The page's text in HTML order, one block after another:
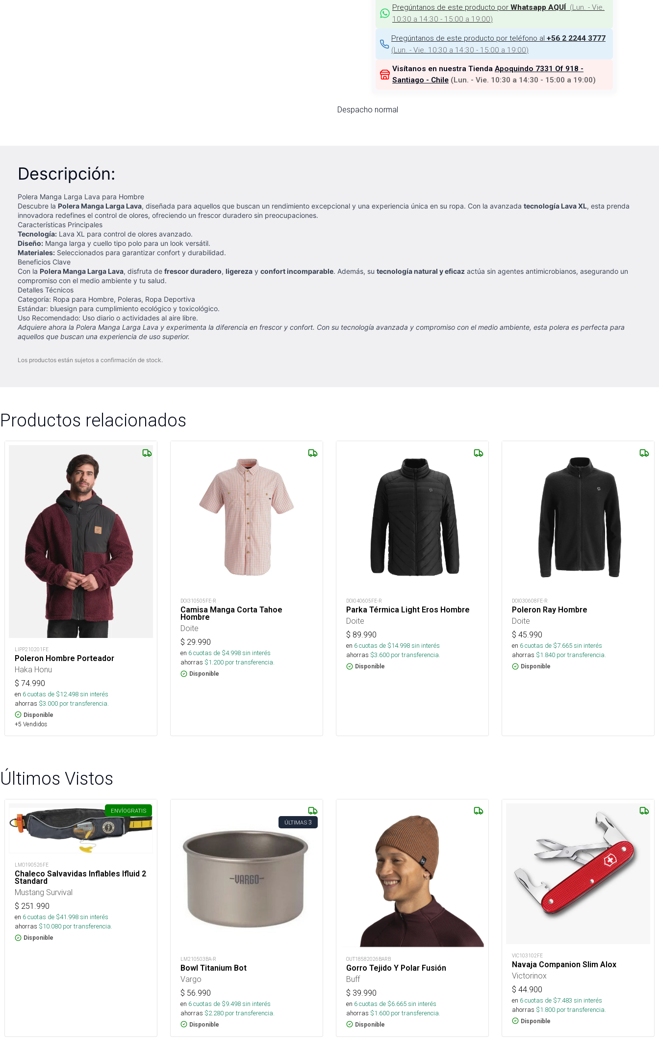
Pregúntanos de este producto por Whatsapp AQUÍ (Lun. - Vie.
10:30 a 14:30 - 15:00 a 19:00)
Pregúntanos de este producto por teléfono al +56 2 2244 3777
(Lun. - Vie. 10:30 a 14:30 - 15:00 a 19:00)
Visítanos en nuestra Tienda Apoquindo 7331 Of 918 -
Santiago - Chile (Lun. - Vie. 10:30 a 14:30 - 15:00 a 19:00)
Despacho normal
Descripción:
Polera Manga Larga Lava para Hombre
Descubre la Polera Manga Larga Lava, diseñada para aquellos que buscan un rendimiento excepcional y una experiencia única en su ropa. Con la avanzada tecnología Lava XL, esta prenda
innovadora redefines el control de olores, ofreciendo un frescor duradero sin preocupaciones.
Características Principales
Tecnología: Lava XL para control de olores avanzado.
Diseño: Manga larga y cuello tipo polo para un look versátil.
Materiales: Seleccionados para garantizar confort y durabilidad.
Beneficios Clave
Con la Polera Manga Larga Lava, disfruta de frescor duradero, ligereza y confort incomparable. Además, su tecnología natural y eficaz actúa sin agentes antimicrobianos, asegurando un
compromiso con el medio ambiente y tu salud.
Detalles Técnicos
Categoría: Ropa para Hombre, Poleras, Ropa Deportiva
Estándar: bluesign para cumplimiento ecológico y toxicológico.
Uso Recomendado: Uso diario o actividades al aire libre.
Adquiere ahora la Polera Manga Larga Lava y experimenta la diferencia en frescor y confort. Con su tecnología avanzada y compromiso con el medio ambiente, esta polera es perfecta para
aquellos que buscan una experiencia de uso superior.
Los productos están sujetos a confirmación de stock.
Productos relacionados
LIPP210201FE
Poleron Hombre Porteador
Haka Honu
$ 74.990
en 6cuotas de $12.498sin interés
ahorras $3.000 por transferencia.
Disponible
+5 Vendidos
DOI310505FE-R
Camisa Manga Corta Tahoe
Hombre
Doite
$ 29.990
en 6cuotas de $4.998sin interés
ahorras $1.200 por transferencia.
Disponible
DOI040605FE-R
Parka Térmica Light Eros Hombre
Doite
$ 89.990
en 6cuotas de $14.998sin interés
ahorras $3.600 por transferencia.
Disponible
DOI030608FE-R
Poleron Ray Hombre
Doite
$ 45.990
en 6cuotas de $7.665sin interés
ahorras $1.840 por transferencia.
Disponible
Últimos Vistos
ENVÍOGRATIS
LMO190526FE
Chaleco Salvavidas Inflables Ifluid 2
Standard
Mustang Survival
$ 251.990
en 6cuotas de $41.998sin interés
ahorras $10.080 por transferencia.
Disponible
ÚLTIMAS 3
LM210503BA-R
Bowl Titanium Bot
Vargo
$ 56.990
en 6cuotas de $9.498sin interés
ahorras $2.280 por transferencia.
Disponible
OUT18582026BARB
Gorro Tejido Y Polar Fusión
Buff
$ 39.990
en 6cuotas de $6.665sin interés
ahorras $1.600 por transferencia.
Disponible
VIC103102FE
Navaja Companion Slim Alox
Victorinox
$ 44.900
en 6cuotas de $7.483 sin interés
ahorras $1.800 por transferencia.
Disponible